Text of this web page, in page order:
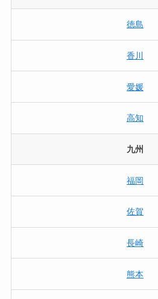
徳島
香川
愛媛
高知
九州
福岡
佐賀
長崎
熊本